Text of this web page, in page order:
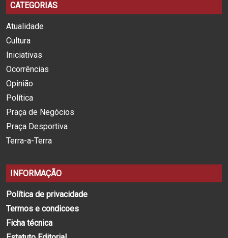
CATEGORIAS
Atualidade
Cultura
Iniciativas
Ocorrências
Opinião
Política
Praça de Negócios
Praça Desportiva
Terra-a-Terra
INFORMAÇÃO
Política de privacidade
Termos e condicoes
Ficha técnica